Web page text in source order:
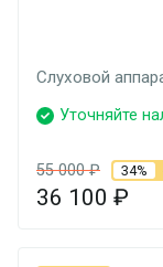
Слуховой
Уточняйте
55 000₽ 34%
36 100 ₽